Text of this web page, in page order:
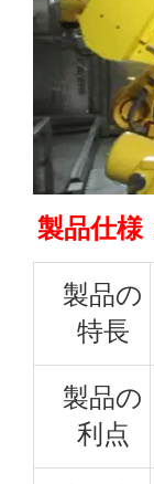
製品仕様
製品の
特長
製品の
利点